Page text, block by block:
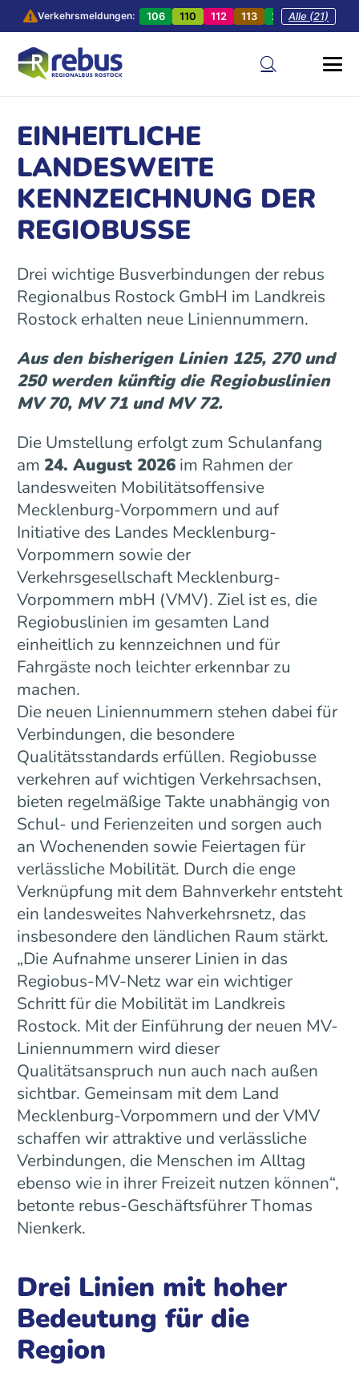
Verkehrsmeldungen: 106 110 112 113 201 202
Alle (21)
EINHEITLICHE
LANDESWEITE
KENNZEICHNUNG DER
REGIOBUSSE
Drei wichtige Busverbindungen der rebus
Regionalbus Rostock GmbH im Landkreis
Rostock erhalten neue Liniennummern.
Aus den bisherigen Linien 125, 270 und
250 werden künftig die Regiobuslinien
MV 70, MV 71 und MV 72.
Die Umstellung erfolgt zum Schulanfang
am 24. August 2026im Rahmen der
landesweiten Mobilitätsoffensive
Mecklenburg-Vorpommern und auf
Initiative des Landes Mecklenburg-
Vorpommern sowie der
Verkehrsgesellschaft Mecklenburg-
Vorpommern mbH (VMV). Ziel ist es, die
Regiobuslinien im gesamten Land
einheitlich zu kennzeichnen und für
Fahrgäste noch leichter erkennbar zu
machen.
Die neuen Liniennummern stehen dabei für
Verbindungen, die besondere
Qualitätsstandards erfüllen. Regiobusse
verkehren auf wichtigen Verkehrsachsen,
bieten regelmäßige Takte unabhängig von
Schul- und Ferienzeiten und sorgen auch
an Wochenenden sowie Feiertagen für
verlässliche Mobilität. Durch die enge
Verknüpfung mit dem Bahnverkehr entsteht
ein landesweites Nahverkehrsnetz, das
insbesondere den ländlichen Raum stärkt.
„Die Aufnahme unserer Linien in das
Regiobus-MV-Netz war ein wichtiger
Schritt für die Mobilität im Landkreis
Rostock. Mit der Einführung der neuen MV-
Liniennummern wird dieser
Qualitätsanspruch nun auch nach außen
sichtbar. Gemeinsam mit dem Land
Mecklenburg-Vorpommern und der VMV
schaffen wir attraktive und verlässliche
Verbindungen, die Menschen im Alltag
ebenso wie in ihrer Freizeit nutzen können“,
betonte rebus-Geschäftsführer Thomas
Nienkerk.
Drei Linien mit hoher
Bedeutung für die
Region